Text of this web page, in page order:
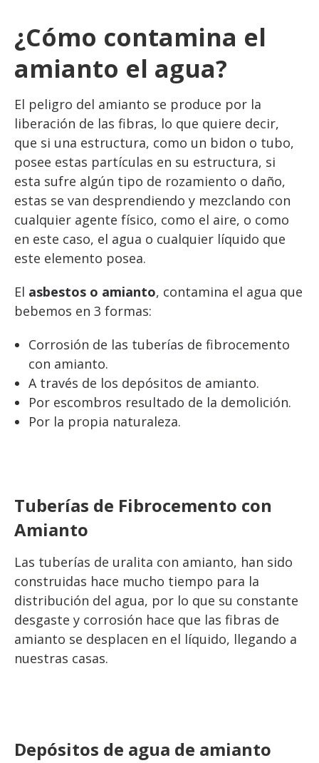
¿Cómo contamina el
amianto el agua?
El peligro del amianto se produce por la
liberación de las fibras, lo que quiere decir,
que si una estructura, como un bidon o tubo,
posee estas partículas en su estructura, si
esta sufre algún tipo de rozamiento o daño,
estas se van desprendiendo y mezclando con
cualquier agente físico, como el aire, o como
en este caso, el agua o cualquier líquido que
este elemento posea.
El asbestos o amianto, contamina el agua que
bebemos en 3 formas:
Corrosión de las tuberías de fibrocemento
con amianto.
A través de los depósitos de amianto.
Por escombros resultado de la demolición.
Por la propia naturaleza.
Tuberías de Fibrocemento con
Amianto
Las tuberías de uralita con amianto, han sido
construidas hace mucho tiempo para la
distribución del agua, por lo que su constante
desgaste y corrosión hace que las fibras de
amianto se desplacen en el líquido, llegando a
nuestras casas.
Depósitos de agua de amianto